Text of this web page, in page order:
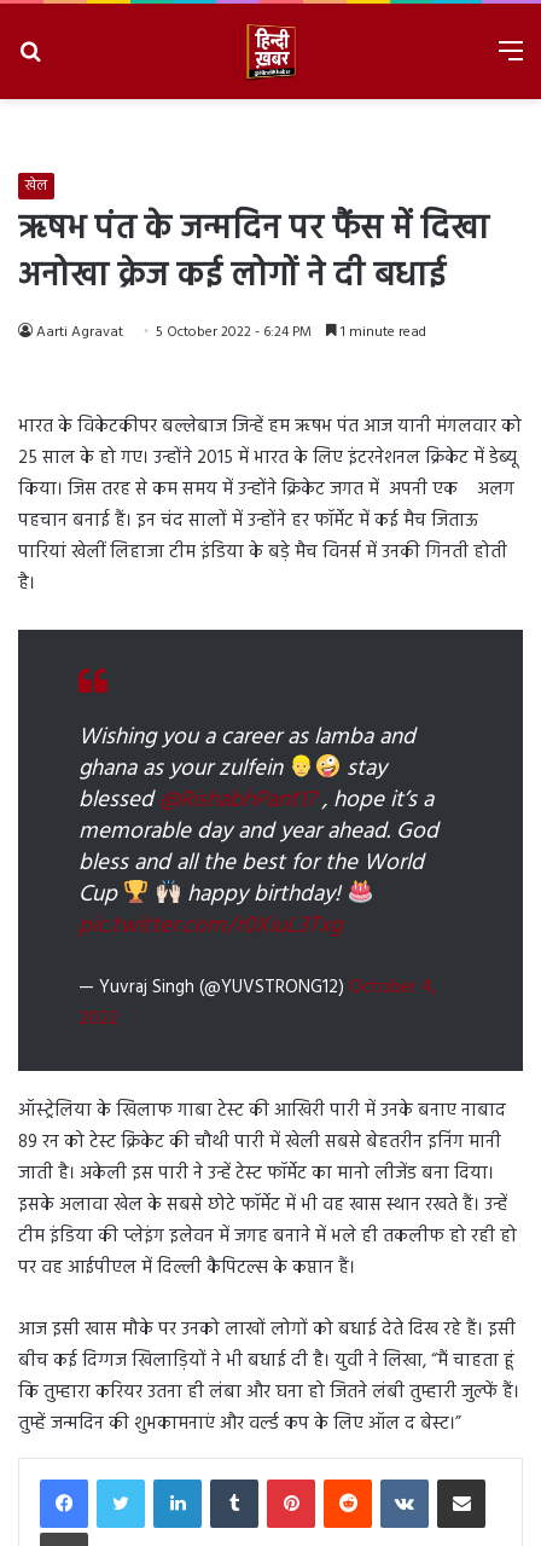
खेल
ऋषभ पंत के जन्मदिन पर फैंस में दिखा
अनोखा क्रेज कई लोगों ने दी बधाई
Aarti Agravat 5 October 2022 - 6:24 PM 1 minute read
भारत के विकेटकीपर बल्लेबाज जिन्हें हम ऋषभ पंत आज यानी मंगलवार को
25 साल के हो गए। उन्होंने 2015 में भारत के लिए इंटरनेशनल क्रिकेट में डेब्यू
किया। जिस तरह से कम समय में उन्होंने क्रिकेट जगत में अपनी एक अलग
पहचान बनाई हैं। इन चंद सालों में उन्होंने हर फॉर्मेट में कई मैच जिताऊ
पारियां खेलीं लिहाजा टीम इंडिया के बड़े मैच विनर्स में उनकी गिनती होती
है।
Wishing you a career as lamba and
ghana as your zulfein
stay
blessed@RishabhPant17, hope it’s a
memorable day and year ahead. God
bless and all the best for the World
Cup
happy birthday!
pic.twitter.com/r0XiuL3Txg
— Yuvraj Singh (@YUVSTRONG12) October 4,
2022
ऑस्ट्रेलिया के खिलाफ गाबा टेस्ट की आखिरी पारी में उनके बनाए नाबाद
89 रन को टेस्ट क्रिकेट की चौथी पारी में खेली सबसे बेहतरीन इनिंग मानी
जाती है। अकेली इस पारी ने उन्हें टेस्ट फॉर्मेट का मानो लीजेंड बना दिया।
इसके अलावा खेल के सबसे छोटे फॉर्मेट में भी वह खास स्थान रखते हैं। उन्हें
टीम इंडिया की प्लेइंग इलेवन में जगह बनाने में भले ही तकलीफ हो रही हो
पर वह आईपीएल में दिल्ली कैपिटल्स के कप्तान हैं।
आज इसी खास मौके पर उनको लाखों लोगों को बधाई देते दिख रहे हैं। इसी
बीच कई दिग्गज खिलाड़ियों ने भी बधाई दी है। युवी ने लिखा, “मैं चाहता हूं
कि तुम्हारा करियर उतना ही लंबा और घना हो जितने लंबी तुम्हारी जुल्फें हैं।
तुम्हें जन्मदिन की शुभकामनाएं और वर्ल्ड कप के लिए ऑल द बेस्ट।”
LinkedInTumblr PinterestReddit VKontakteShare via Email
Print